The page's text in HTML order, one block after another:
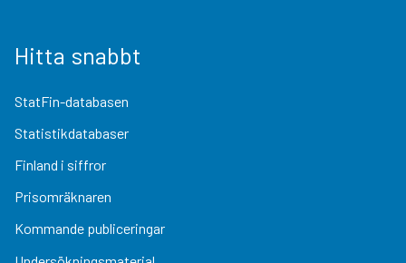
Hitta snabbt
StatFin-databasen
Statistikdatabaser
Finland i siffror
Prisomräknaren
Kommande publiceringar